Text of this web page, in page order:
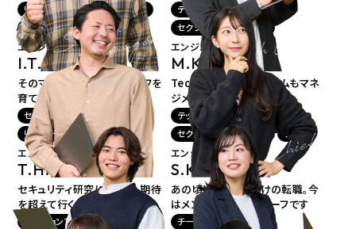
リードアーキテクト
リーダー
講師
エンジニア
I.T.since 2006.
テックリード
リーダー
セクションマネージャー
エンジニア
M.K. since 2017.
そのマインド「いいね！」チーフを
育てる名人
セクションマネージャー
リーダー
講師
エンジニア
T.H.since 2005.
Techをリードする！チームもマネ
ジメントする！
テックリード
セクションマネージャー
チーフ
エンジニア
S.K.since 2007.
セキュリティ研究に勤しむ、期待
を超えて行く敏腕リーダー！
セクションマネージャー
あの頃は、不安だらけの転職。今
はメンバーを支えるチーフです
チーフ